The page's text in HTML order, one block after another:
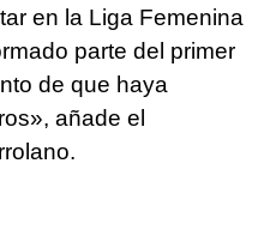
en la Liga Femenina
parte del primer
de que haya
añade el